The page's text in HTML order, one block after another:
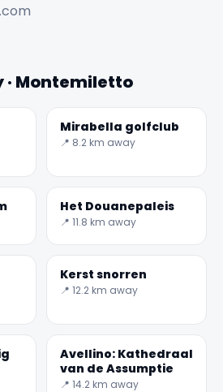
· Montemiletto
Mirabella golfclub
📍 8.2 km away
Het Douanepaleis
📍 11.8 km away
Kerst snorren
📍 12.2 km away
Avellino: Kathedraal
van de Assumptie
📍 14.2 km away